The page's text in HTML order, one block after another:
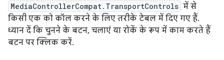
MediaControllerCompat.TransportControls में से
किसी एक को कॉल करने के लिए तरीके टेबल में दिए गए हैं.
ध्यान दें कि चुनने के बटन, चलाएं या रोकें के रूप में काम करते हैं
बटन पर क्लिक करें.